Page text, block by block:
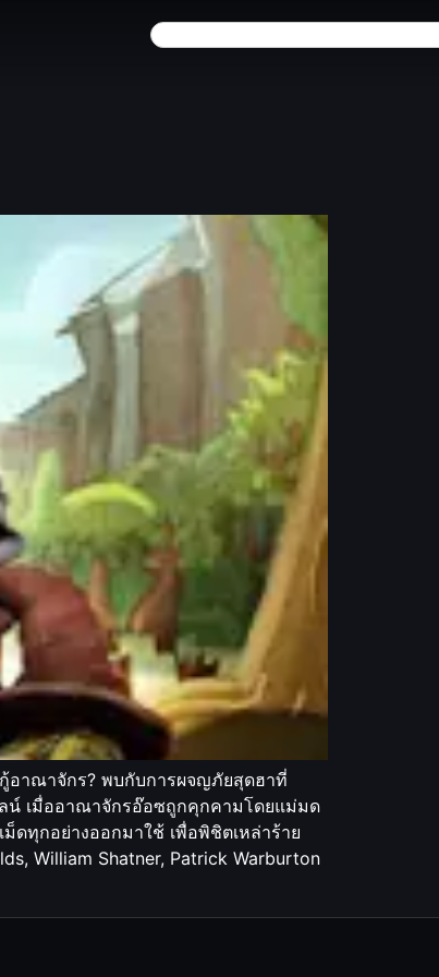
อาณาจักร? พบกับการผจญภัยสุดฮาที่
น์ เมื่ออาณาจักรอ๊อซถูกคุกคามโดยแม่มด
ดทุกอย่างออกมาใช้ เพื่อพิชิตเหล่าร้าย
William Shatner, Patrick Warburton